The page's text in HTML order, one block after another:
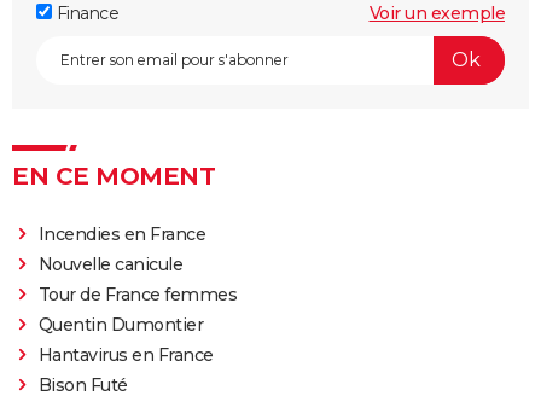
Finance Voir un exemple
EN CE MOMENT
Incendies en France
Nouvelle canicule
Tour de France femmes
Quentin Dumontier
Hantavirus en France
Bison Futé